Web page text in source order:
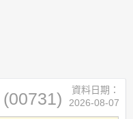
(00731)
資料日期：
2026-08-07